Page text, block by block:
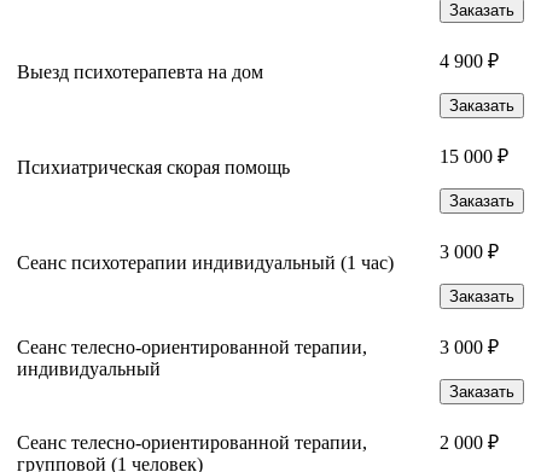
Заказать
Выезд психотерапевта на дом
4 900 ₽
Заказать
Психиатрическая скорая помощь
15 000 ₽
Заказать
Сеанс психотерапии индивидуальный (1 час)
3 000 ₽
Заказать
Сеанс телесно-ориентированной терапии,
индивидуальный
3 000 ₽
Заказать
Сеанс телесно-ориентированной терапии,
групповой (1 человек)
2 000 ₽